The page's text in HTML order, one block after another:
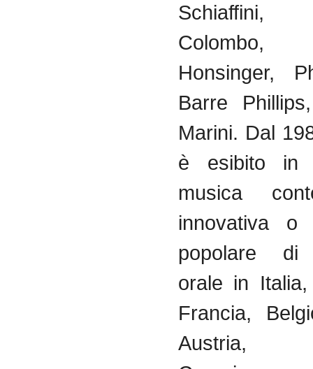
Schiaffini
Honsinger,
Barre
Marini. Dal
è
esibito in
musica
innovativa
popolare
di
orale in
Francia,